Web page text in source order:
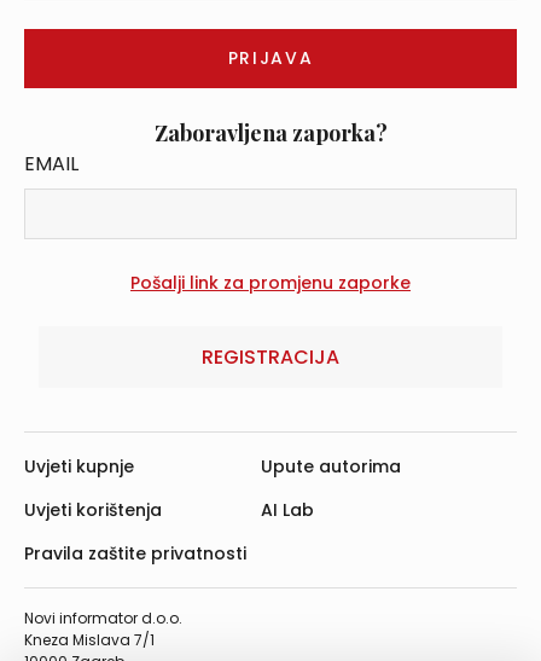
Zaboravljena zaporka?
EMAIL
REGISTRACIJA
Novi informator d.o.o.
Kneza Mislava 7/1
Uvjeti kupnje
Uvjeti korištenja
Pravila zaštite privatnosti
Upute autorima
AI Lab